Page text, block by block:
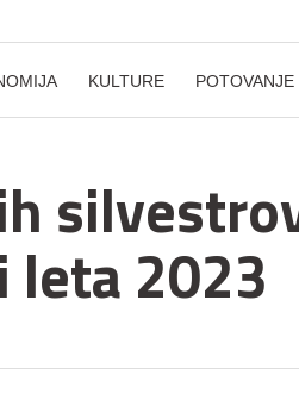
KULTURE POTOVANJE
leta 2023